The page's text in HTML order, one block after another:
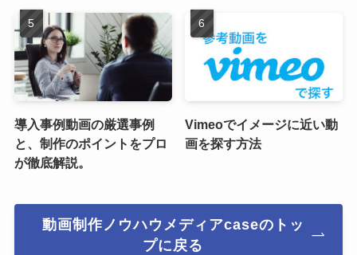
導入事例動画の厳選事例
と、制作のポイントをプロ
が徹底解説。
Vimeoでイメージに近い動
画を探す方法
動画制作ノウハウメディアcaseのトッ
プに戻る